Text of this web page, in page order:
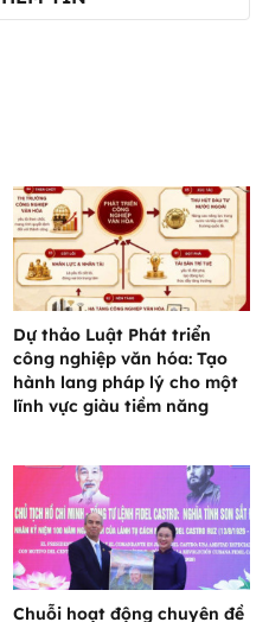
Dự thảo Luật Phát triển
công nghiệp văn hóa: Tạo
hành lang pháp lý cho một
lĩnh vực giàu tiềm năng
Chuỗi hoạt động chuyên đề